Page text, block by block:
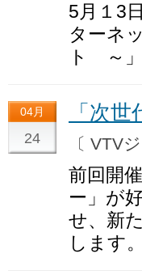
5月１3
ターネ
ト ～
04月
24
「次
〔 VTV
前回開
ー」が
せ、新
します。